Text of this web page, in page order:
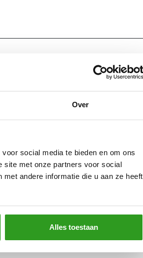
Over
social media te bieden en om ons
site met onze partners voor social
andere informatie die u aan ze heeft
Alles toestaan